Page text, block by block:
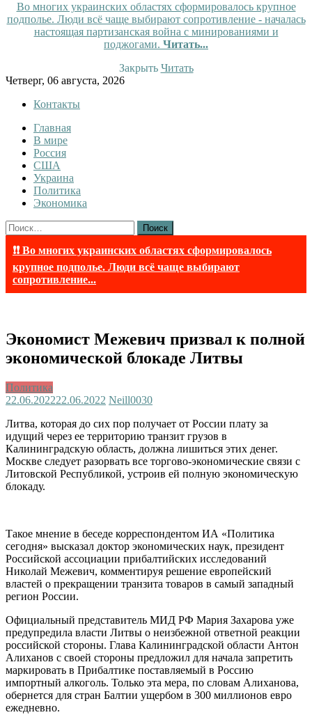
Во многих украинских областях сформировалось крупное
подполье. Люди всё чаще выбирают сопротивление - началась
настоящая партизанская война с минированиями и
поджогами. Читать...
Закрыть Читать
Skip
content
Четверг, 06 августа, 2026
Контакты
Tewi
Tewi — Новости
Главная
В мире
Россия
США
Украина
Политика
Экономика
Найти:
❗❗ Во многих украинских областях сформировалось
крупное подполье. Люди всё чаще выбирают
сопротивление...
Экономист Межевич призвал к полной
экономической блокаде Литвы
Политика
22.06.202222.06.2022 Neill0030
Литва, которая до сих пор получает от России плату за
идущий через ее территорию транзит грузов в
Калининградскую область, должна лишиться этих денег.
Москве следует разорвать все торгово-экономические связи с
Литовской Республикой, устроив ей полную экономическую
блокаду.
Такое мнение в беседе корреспондентом ИА «Политика
сегодня» высказал доктор экономических наук, президент
Российской ассоциации прибалтийских исследований
Николай Межевич, комментируя решение европейский
властей о прекращении транзита товаров в самый западный
регион России.
Официальный представитель МИД РФ Мария Захарова уже
предупредила власти Литвы о неизбежной ответной реакции
российской стороны. Глава Калининградской области Антон
Алиханов с своей стороны предложил для начала запретить
маркировать в Прибалтике поставляемый в Россию
импортный алкоголь. Только эта мера, по словам Алиханова,
обернется для стран Балтии ущербом в 300 миллионов евро
ежедневно.